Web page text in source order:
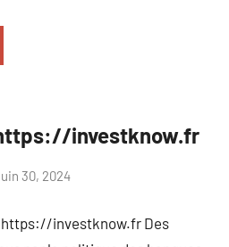
investknow.fr
30, 2024
https://investknow.fr Des